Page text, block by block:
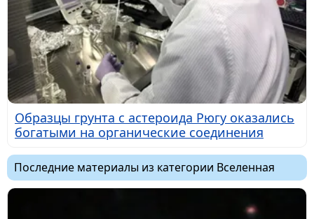
Образцы грунта с астероида Рюгу оказались
богатыми на органические соединения
Последние материалы из категории Вселенная